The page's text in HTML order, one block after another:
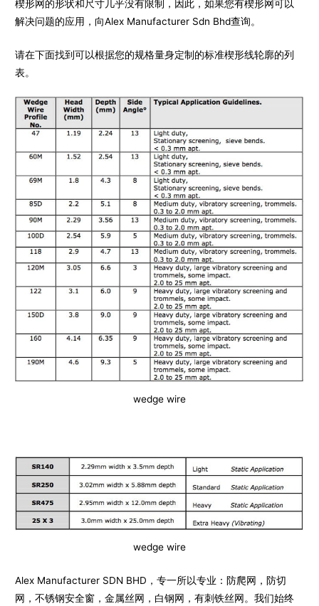
楔形网的形状和尺寸几乎没有限制，因此，如果您有楔形网可以
解决问题的应用，向Alex Manufacturer Sdn Bhd查询。
请在下面找到可以根据您的规格量身定制的标准楔形线轮廓的列
表。
wedge wire
wedge wire
Alex Manufacturer SDN BHD，专一所以专业：防爬网，防切
网，不锈钢安全窗，金属丝网，白钢网，有刺铁丝网。我们始终